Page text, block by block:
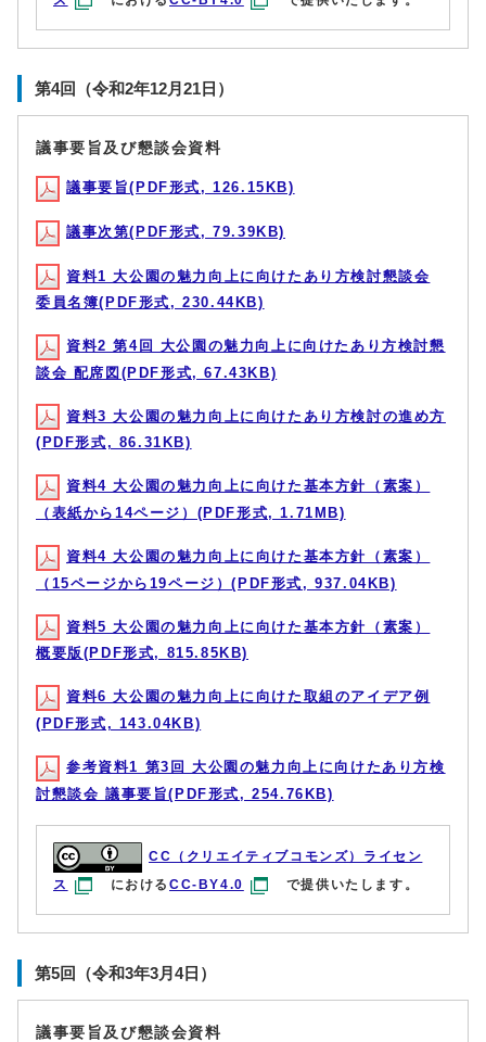
第4回（令和2年12月21日）
議事要旨及び懇談会資料
議事要旨(PDF形式, 126.15KB)
議事次第(PDF形式, 79.39KB)
資料1 大公園の魅力向上に向けたあり方検討懇談会
委員名簿(PDF形式, 230.44KB)
資料2 第4回 大公園の魅力向上に向けたあり方検討懇
談会 配席図(PDF形式, 67.43KB)
資料3 大公園の魅力向上に向けたあり方検討の進め方
(PDF形式, 86.31KB)
資料4 大公園の魅力向上に向けた基本方針（素案）
（表紙から14ページ）(PDF形式, 1.71MB)
資料4 大公園の魅力向上に向けた基本方針（素案）
（15ページから19ページ）(PDF形式, 937.04KB)
資料5 大公園の魅力向上に向けた基本方針（素案）
概要版(PDF形式, 815.85KB)
資料6 大公園の魅力向上に向けた取組のアイデア例
(PDF形式, 143.04KB)
参考資料1 第3回 大公園の魅力向上に向けたあり方検
討懇談会 議事要旨(PDF形式, 254.76KB)
CC（クリエイティブコモンズ）ライセン
ス
におけるCC-BY4.0 で提供いたします。
第5回（令和3年3月4日）
議事要旨及び懇談会資料